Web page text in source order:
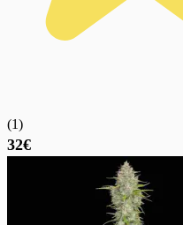
(1)
32€